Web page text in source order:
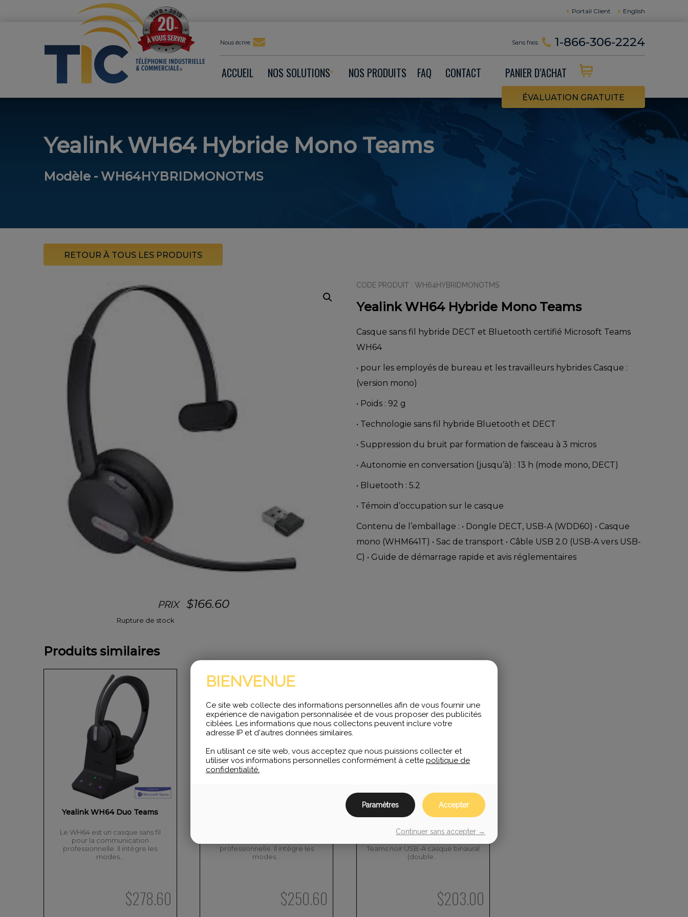
English
Portail Client
Nous écrire Sans frais 1-866-306-2224
ACCUEIL NOS SOLUTIONS NOS PRODUITS FAQ CONTACT PANIER D’ACHAT
ÉVALUATION GRATUITE
Yealink WH64 Hybride Mono Teams
Modèle - WH64HYBRIDMONOTMS
RETOUR À TOUS LES PRODUITS
PRIX $166.60
Rupture de stock
CODE PRODUIT : WH64HYBRIDMONOTMS
Yealink WH64 Hybride Mono Teams
Casque sans fil hybride DECT et Bluetooth certifié Microsoft Teams
WH64
• pour les employés de bureau et les travailleurs hybrides Casque :
(version mono)
• Poids : 92 g
• Technologie sans fil hybride Bluetooth et DECT
• Suppression du bruit par formation de faisceau à 3 micros
• Autonomie en conversation (jusqu’à) : 13 h (mode mono, DECT)
• Bluetooth : 5.2
• Témoin d’occupation sur le casque
Contenu de l’emballage : • Dongle DECT, USB-A (WDD60) • Casque
mono (WHM641T) • Sac de transport • Câble USB 2.0 (USB-A vers USB-
C) • Guide de démarrage rapide et avis réglementaires
Produits similaires
Yealink WH64 Duo Teams
Le WH64 est un casque sans fil
pour la communication
professionnelle. Il intègre les
modes…
$278.60
professionnelle. Il intègre les
modes…
$250.60
Yealink Casque Bluetooth BH76
Casque sans fil Bluetooth standard
Teams noir USB-A casque binaural
(double…
$203.00
BIENVENUE
Ce site web collecte des informations personnelles afin de vous fournir une
expérience de navigation personnalisée et de vous proposer des publicités
ciblées. Les informations que nous collectons peuvent inclure votre
adresse IP et d'autres données similaires.
En utilisant ce site web, vous acceptez que nous puissions collecter et
utiliser vos informations personnelles conformément à cette politique de
confidentialité.
Paramètres Accepter
Continuer sans accepter →